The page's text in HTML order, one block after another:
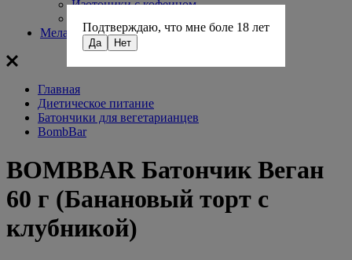
Изотоники с кофеином
Мелатонин
Главная
Диетическое питание
Батончики для вегетарианцев
BombBar
BOMBBAR Батончик Веган
60 г (Банановый торт с
клубникой)
Подтверждаю, что мне боле 18 лет
Да Нет